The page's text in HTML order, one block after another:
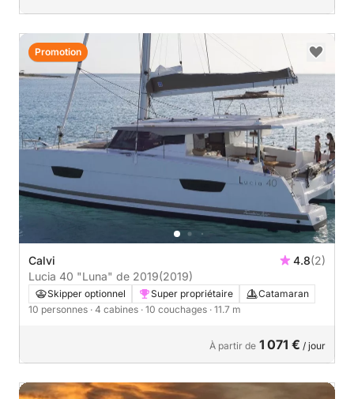
Calvi 4.8(2)
Lucia 40 "Luna" de 2019(2019)
Skipper optionnel Super propriétaire
Catamaran
10 personnes · 4 cabines · 10 couchages · 11.7 m
À partir de 1 071 € / jour
Promotion